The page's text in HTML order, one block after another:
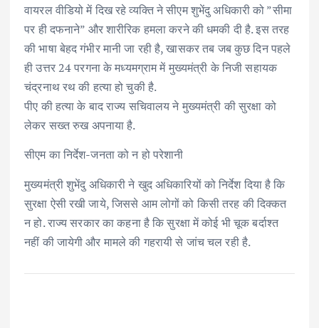
वायरल वीडियो में दिख रहे व्यक्ति ने सीएम शुभेंदु अधिकारी को ”सीमा
पर ही दफनाने” और शारीरिक हमला करने की धमकी दी है. इस तरह
की भाषा बेहद गंभीर मानी जा रही है, खासकर तब जब कुछ दिन पहले
ही उत्तर 24 परगना के मध्यमग्राम में मुख्यमंत्री के निजी सहायक
चंद्रनाथ रथ की हत्या हो चुकी है.
पीए की हत्या के बाद राज्य सचिवालय ने मुख्यमंत्री की सुरक्षा को
लेकर सख्त रुख अपनाया है.
सीएम का निर्देश-जनता को न हो परेशानी
मुख्यमंत्री शुभेंदु अधिकारी ने खुद अधिकारियों को निर्देश दिया है कि
सुरक्षा ऐसी रखी जाये, जिससे आम लोगों को किसी तरह की दिक्कत
न हो. राज्य सरकार का कहना है कि सुरक्षा में कोई भी चूक बर्दाश्त
नहीं की जायेगी और मामले की गहरायी से जांच चल रही है.